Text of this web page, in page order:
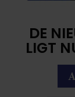
DE
LIGT